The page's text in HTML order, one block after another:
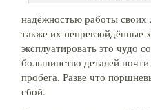
надёжностью работы своих
также их непревзойдённые
эксплуатировать это чудо
большинство деталей
пробега. Разве что
сбой.